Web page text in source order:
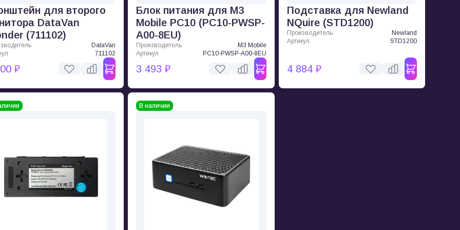
для второго
DataVan
(711102)
DataVan
711102
₽
Блок питания для M3
Mobile PC10 (PC10-PWSP-
A00-8EU)
Производитель
M3 Mobile
Артикул
PC10-PWSP-A00-8EU
3 493 ₽
Подставка для Newland
NQuire (STD1200)
Производитель
Newland
Артикул
STD1200
4 884 ₽
В наличии